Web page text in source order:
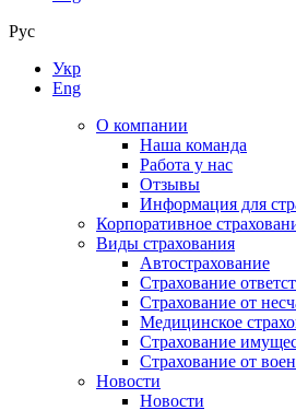
Рус
Укр
Eng
О компании
Наша команда
Работа у нас
Отзывы
Информация для
Корпоративное
Виды страхования
Автострахование
Страхование
Страхование от
Медицинское
Страхование
Страхование от
Новости
Новости